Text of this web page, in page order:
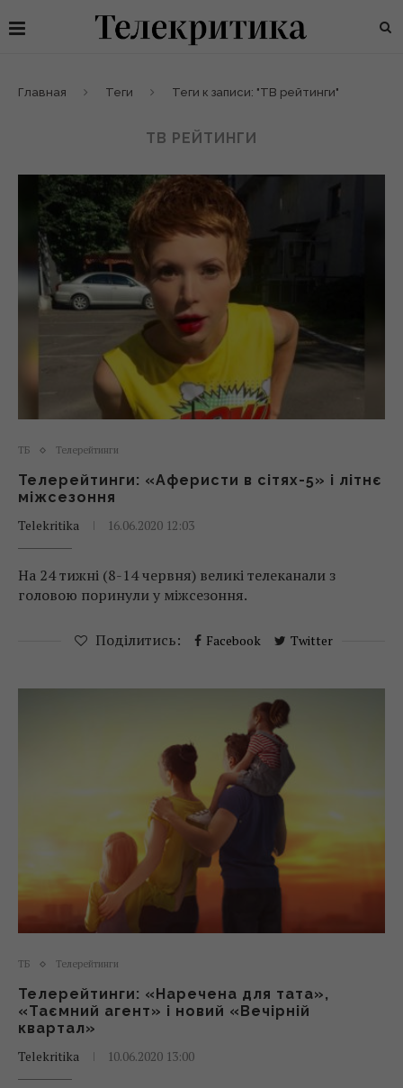
Главная Теги Теги к записи: "ТВ рейтинги"
ТВ РЕЙТИНГИ
ТБ Телерейтинги
Телерейтинги: «Аферисти в сітях-5» і літнє
міжсезоння
Telekritika
16.06.2020 12:03
На 24 тижні (8-14 червня) великі телеканали з
головою поринули у міжсезоння.
Поділитись: Facebook Twitter
ТБ Телерейтинги
Телерейтинги: «Наречена для тата»,
«Таємний агент» і новий «Вечірній
квартал»
Telekritika
10.06.2020 13:00